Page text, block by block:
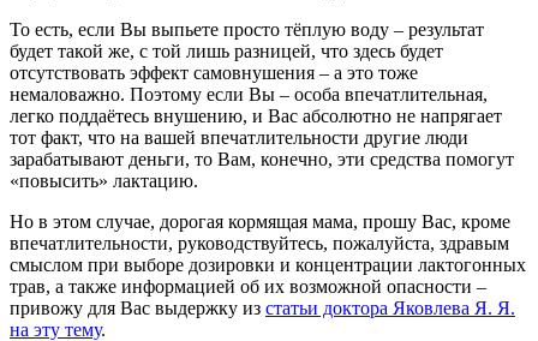
То есть, если Вы выпьете просто тёплую воду – результат
будет такой же, с той лишь разницей, что здесь будет
отсутствовать эффект самовнушения – а это тоже
немаловажно. Поэтому если Вы – особа впечатлительная,
легко поддаётесь внушению, и Вас абсолютно не напрягает
тот факт, что на вашей впечатлительности другие люди
зарабатывают деньги, то Вам, конечно, эти средства помогут
«повысить» лактацию.
Но в этом случае, дорогая кормящая мама, прошу Вас, кроме
впечатлительности, руководствуйтесь, пожалуйста, здравым
смыслом при выборе дозировки и концентрации лактогонных
трав, а также информацией об их возможной опасности –
привожу для Вас выдержку из статьи доктора Яковлева Я. Я.
на эту тему.